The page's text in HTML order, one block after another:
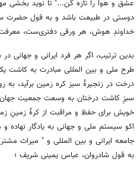
عشق و هوا را تازه کُن..." تا نوید بخشی
دوستی در طبیعت باشد و به قول حضرت
خداوندِ هوش، هر ورقی دفتری‌ست، معرفت
بدین ترتیب، اگر هر فرد ایرانی و جهانی
طرح ملی و بین المللی مبادرت به کاشت
درخت در زنجیرۀ سبز کره زمین برآید،
سبزِ کاشت درختان به وسعت جمعیت جهان
خویش برای حفظ و مراقبت از کرۀ زمینِ
اکو سیستم ملی و جهانی به یادگار نهاده
جامعه ایرانی و بین المللی و " میراث
به قول شادروان، عباس یمینی شریف ؛